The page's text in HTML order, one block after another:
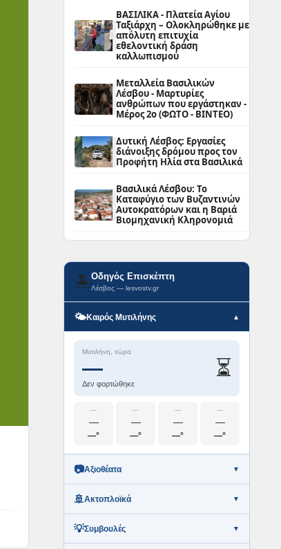
ΒΑΣΙΛΙΚΑ - Πλατεία Αγίου
Ταξιάρχη – Ολοκληρώθηκε με
απόλυτη επιτυχία
εθελοντική δράση
καλλωπισμού
Μεταλλεία Βασιλικών
Λέσβου - Μαρτυρίες
ανθρώπων που εργάστηκαν -
Μέρος 2ο (ΦΩΤΟ - ΒΙΝΤΕΟ)
Δυτική Λέσβος: Εργασίες
διάνοιξης δρόμου προς τον
Προφήτη Ηλία στα Βασιλικά
Βασιλικά Λέσβου: Το
Καταφύγιο των Βυζαντινών
Αυτοκρατόρων και η Βαριά
Βιομηχανική Κληρονομιά
🏝️Οδηγός Επισκέπτη
Λέσβος — lesvostv.gr
🌤️Καιρός Μυτιλήνης ▼
Μυτιλήνη, τώρα
—
Δεν φορτώθηκε
⏳
—
—
—°
—
—
—°
—
—
—°
—
—
—°
📷Αξιοθέατα ▼
🚢Ακτοπλοϊκά ▼
💡Συμβουλές ▼